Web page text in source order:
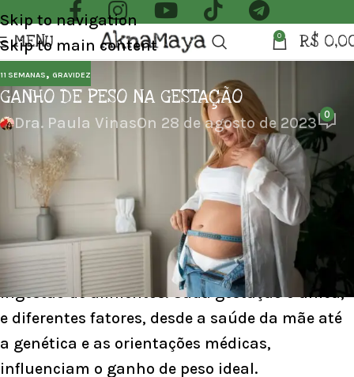
Skip to navigation
Skip to main content
MENU 0 R$
11 SEMANAS, GRAVIDEZ
GANHO DE PESO NA GESTAÇÃO
Dra. Paula VinasOn 28 de agosto de 2023 0
GANHO DE PESO NA GESTAÇÃO
Embora seja comum ouvir histórias de “comer
por dois” durante a gravidez, a abordagem
para o ganho de peso é mais matizada e
crucial do que a simples duplicação da
ingestão de alimentos. Cada gestação é única,
e diferentes fatores, desde a saúde da mãe até
a genética e as orientações médicas,
influenciam o ganho de peso ideal.